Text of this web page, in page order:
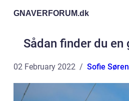
GNAVERFORUM.dk
Sådan finder du
02 February 2022 Sofie